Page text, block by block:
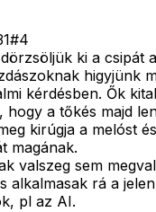
#4
ki a csipát
higyjünk
kérdésben. Ők
hogy a tőkés majd
kirúgja a melóst
magának.
valszeg sem
alkalmasak rá a
pl az AI.